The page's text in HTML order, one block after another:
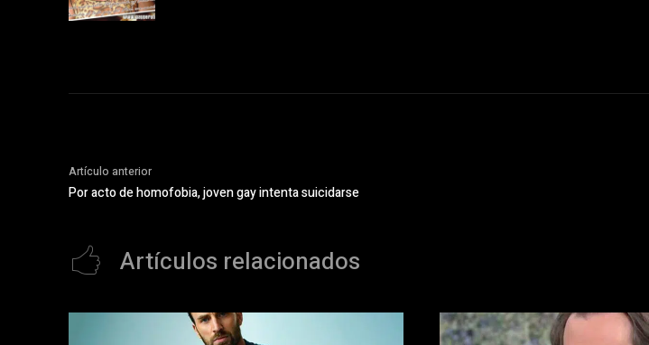
Artículo anterior
Por acto de homofobia, joven gay intenta suicidarse
Artículos relacionados